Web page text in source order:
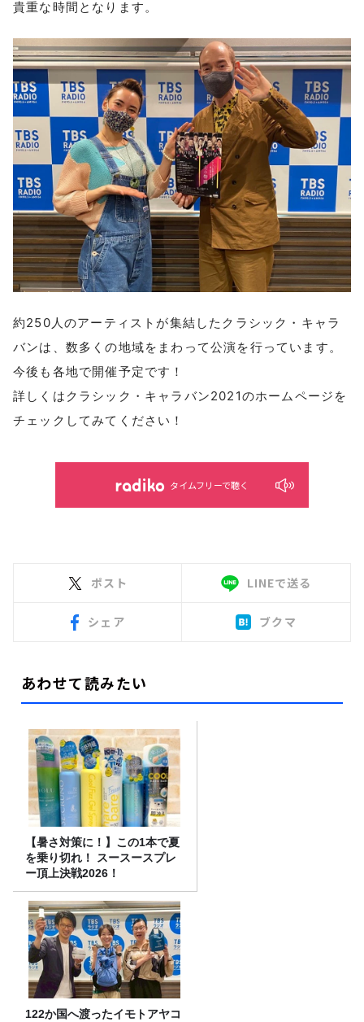
貴重な時間となります。
約250人のアーティストが集結したクラシック・キャラ
バンは、数多くの地域をまわって公演を行っています。
今後も各地で開催予定です！
詳しくはクラシック・キャラバン2021のホームページを
チェックしてみてください！
タイムフリーで聴く
ポスト LINEで送る
シェア ブクマ
あわせて読みたい
【暑さ対策に！】この1本で夏
を乗り切れ！ スースースプレ
ー頂上決戦2026！
122か国へ渡ったイモトアヤコ